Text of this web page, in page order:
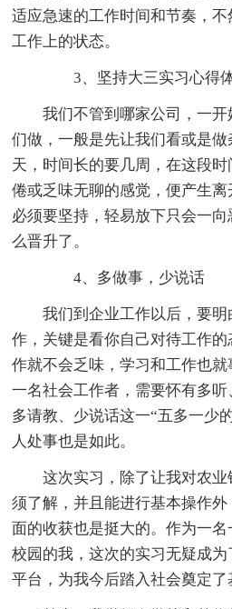
适应急速的工作时间和节奏，
工作上的状态。
3、坚持大三实习心得
我们不管到哪家公司，一
们做，一般是先让我们看或是
天，时间长的要几周，在这段
倦或乏味无聊的感觉，便产生
必须要坚持，轻易放下只会一
么晋升了。
4、多做事，少说话
我们到企业工作以后，要
作，关键是看你自己对待工作
作就不会乏味，学习和工作也
一名社会工作者，需要怀有多听
多请教、少说话这一“五多一少
人处事也是如此。
这次实习，除了让我对农
须了解，并且能进行基本操作
面的收获也是挺大的。作为一
校园的我，这次的实习无疑成
平台，为我今后踏入社会奠定了